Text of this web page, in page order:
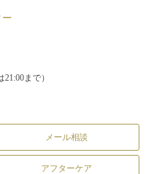
まで）
メール相談
アフターケア